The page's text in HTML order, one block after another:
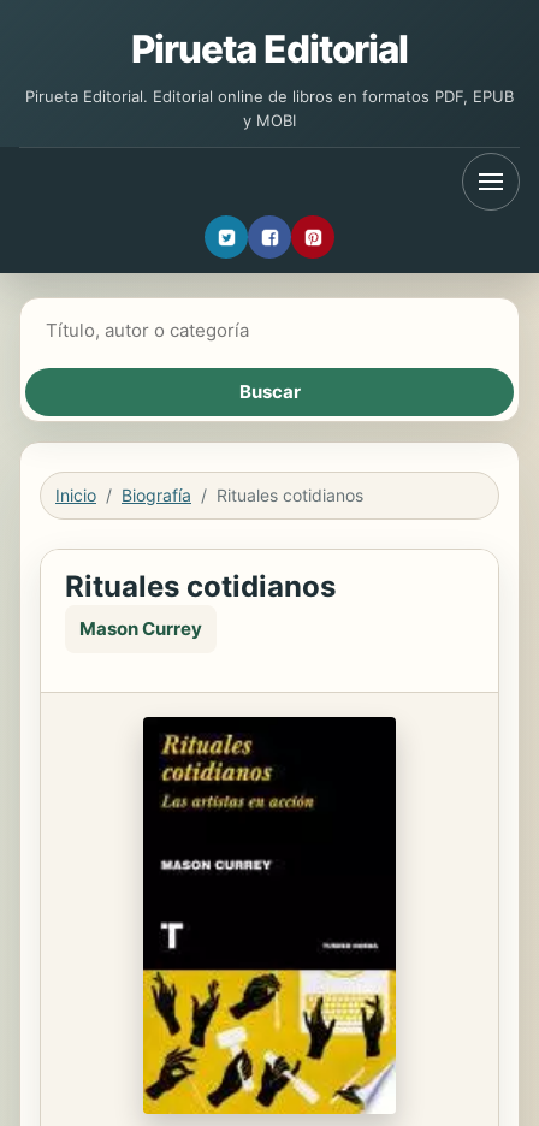
Pirueta Editorial
Pirueta Editorial. Editorial online de libros en formatos PDF, EPUB
y MOBI
Inicio Biografía Rituales cotidianos
Rituales cotidianos
Mason Currey